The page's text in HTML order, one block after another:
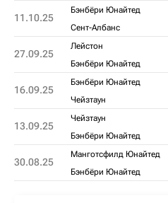
11.10.25
Бэнбёри Юнайтед
Сент-Албанс
27.09.25
Лейстон
Бэнбёри Юнайтед
16.09.25
Бэнбёри Юнайтед
Чейзтаун
13.09.25
Чейзтаун
Бэнбёри Юнайтед
30.08.25
Манготсфилд Юнайтед
Бэнбёри Юнайтед